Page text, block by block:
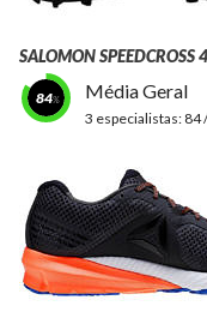
SALOMON SPEEDCROSS 4
84 Média Geral
3 especialistas: 84